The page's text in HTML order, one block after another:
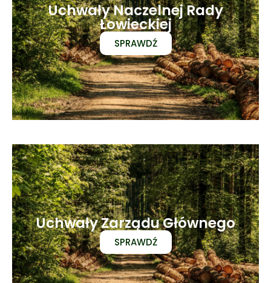
Uchwały Naczelnej Rady
Łowieckiej
SPRAWDŹ
Uchwały Zarządu Głównego
SPRAWDŹ